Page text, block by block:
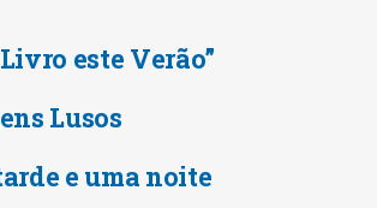
este Verão”
Lusos
e uma noite